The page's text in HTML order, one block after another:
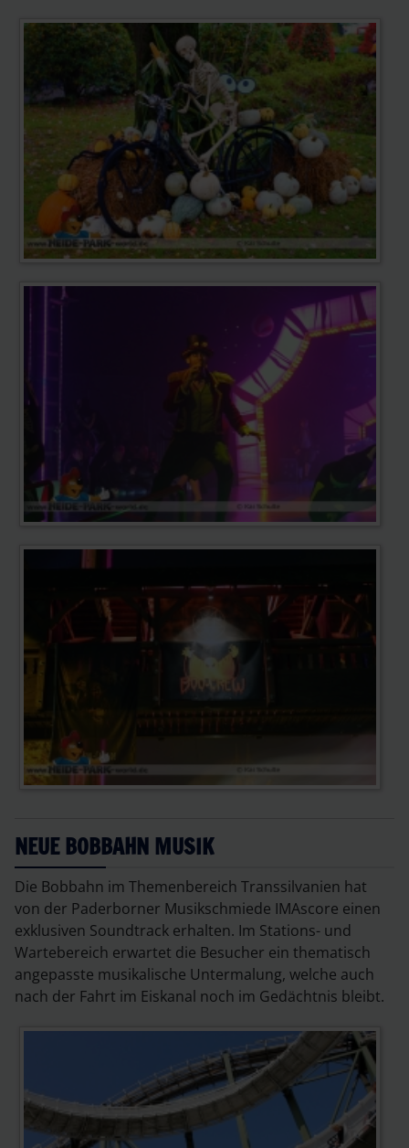
NEUE BOBBAHN MUSIK
Die Bobbahn im Themenbereich Transsilvanien hat
von der Paderborner Musikschmiede IMAscore einen
exklusiven Soundtrack erhalten. Im Stations- und
Wartebereich erwartet die Besucher ein thematisch
angepasste musikalische Untermalung, welche auch
nach der Fahrt im Eiskanal noch im Gedächtnis bleibt.